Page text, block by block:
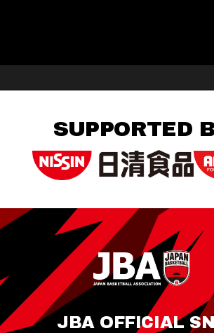
SUPPORTED
JBA OFFICIAL